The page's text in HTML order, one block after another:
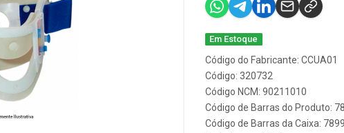
Em Estoque
Código do Fabricante: CCUA01
Código: 320732
Código NCM: 90211010
Código de Barras do Produto:
Código de Barras da Caixa: